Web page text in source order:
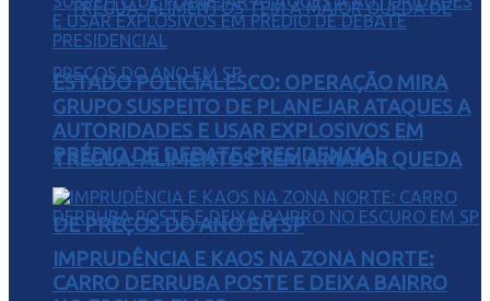
TRÉGUA: ALIMENTOS TÊM A MAIOR QUEDA
DE PREÇOS DO ANO EM SP
ESTADO POLICIALESCO: OPERAÇÃO MIRA
GRUPO SUSPEITO DE PLANEJAR ATAQUES A
AUTORIDADES E USAR EXPLOSIVOS EM
PRÉDIO DE DEBATE PRESIDENCIAL
IMPRUDÊNCIA E KAOS NA ZONA NORTE:
CARRO DERRUBA POSTE E DEIXA BAIRRO